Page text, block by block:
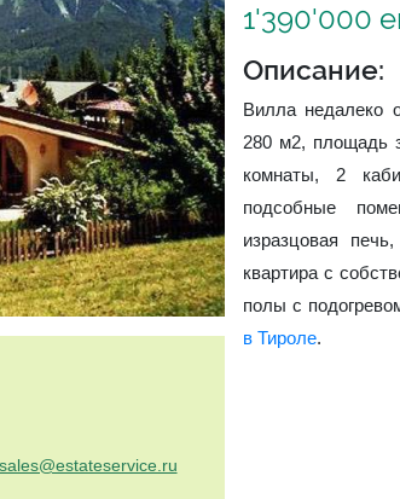
sales@estateservice.ru
1'390'000
Описание:
Вилла недалеко
280 м2, площадь
комнаты, 2
подсобные
изразцовая
квартира с
полы с
в Тироле.